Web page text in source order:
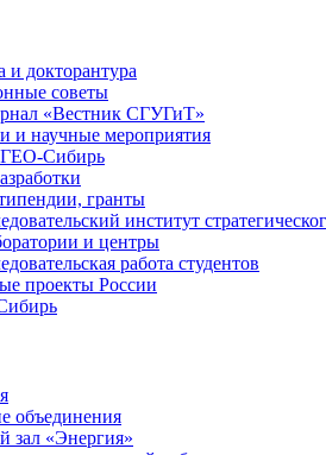
и докторантура
советы
«Вестник СГУГиТ»
и научные мероприятия
ГЕО-Сибирь
гранты
институт
и центры
работа студентов
проекты России
объединения
зал «Энергия»